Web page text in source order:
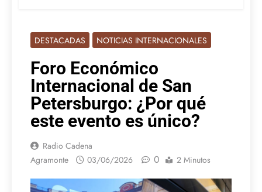
DESTACADAS NOTICIAS INTERNACIONALES
Foro Económico
Internacional de San
Petersburgo: ¿Por qué
este evento es único?
Radio Cadena
Agramonte
03/06/2026 0 2 Minutos